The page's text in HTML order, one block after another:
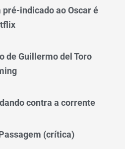
indicado ao Oscar é
de Guillermo del Toro
contra a corrente
(crítica)